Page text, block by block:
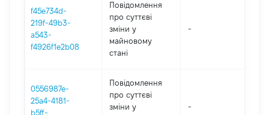
f45e734d-
219f-49b3-
a543-
f4926f1e2b08
Повідомлення
про суттєві
зміни y
майновому
стані
-
0556987e-
25a4-4181-
b5ff-
Повідомлення
про суттєві
зміни y
-